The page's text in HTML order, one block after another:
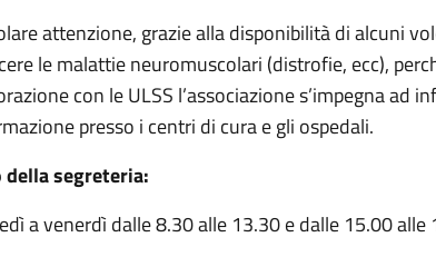
attenzione, grazie alla disponibilità di alcuni
le malattie neuromuscolari (distrofie, ecc),
con le ULSS l’associazione s’impegna
presso i centri di cura e gli ospedali.
della segreteria:
a venerdì dalle 8.30 alle 13.30 e dalle 15.00 alle